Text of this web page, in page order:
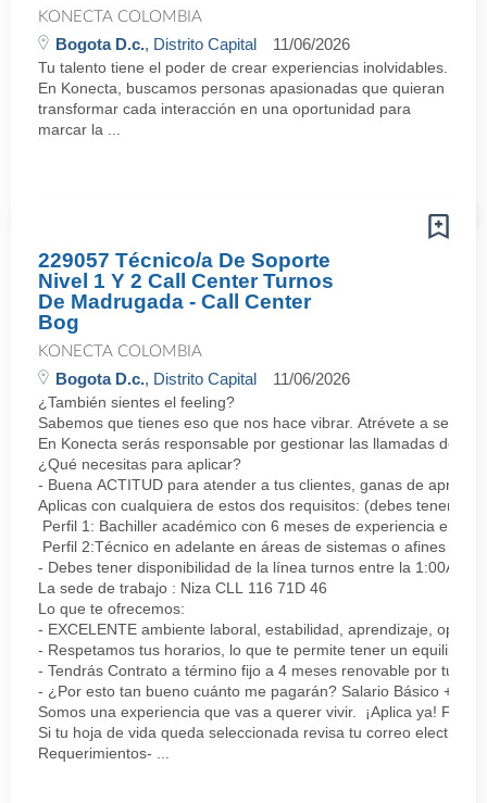
KONECTA COLOMBIA
Bogota D.c., Distrito Capital 11/06/2026
Tu talento tiene el poder de crear experiencias inolvidables.
En Konecta, buscamos personas apasionadas que quieran
transformar cada interacción en una oportunidad para
marcar la ...
229057 Técnico/a De Soporte
Nivel 1 Y 2 Call Center Turnos
De Madrugada - Call Center
Bog
KONECTA COLOMBIA
Bogota D.c., Distrito Capital 11/06/2026
¿También sientes el feeling?
Sabemos que tienes eso que nos hace vibrar. Atrévete a ser
En Konecta serás responsable por gestionar las llamadas de
¿Qué necesitas para aplicar?
- Buena ACTITUD para atender a tus clientes, ganas de
Aplicas con cualquiera de estos dos requisitos: (debes tener
Perfil 1: Bachiller académico con 6 meses de experiencia en
Perfil 2:Técnico en adelante en áreas de sistemas o afines
- Debes tener disponibilidad de la línea turnos entre la 1:00AM
La sede de trabajo : Niza CLL 116 71D 46
Lo que te ofrecemos:
- EXCELENTE ambiente laboral, estabilidad, aprendizaje,
- Respetamos tus horarios, lo que te permite tener un equilibrio
- Tendrás Contrato a término fijo a 4 meses renovable por tu
- ¿Por esto tan bueno cuánto me pagarán? Salario Básico +
Somos una experiencia que vas a querer vivir. ¡Aplica ya!
Si tu hoja de vida queda seleccionada revisa tu correo
Requerimientos- ...